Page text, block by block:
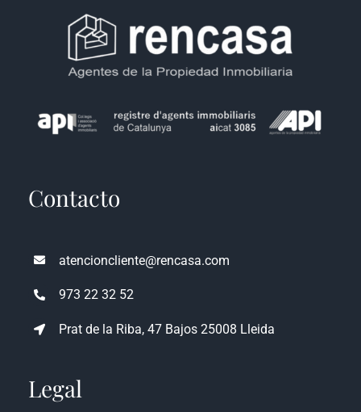
Contacto
atencioncliente@rencasa.com
973 22 32 52
Prat de la Riba, 47 Bajos 25008 Lleida
Legal